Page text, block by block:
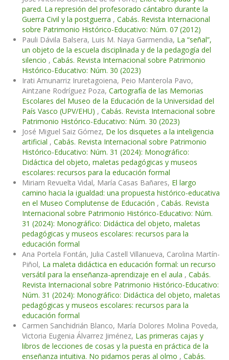
pared. La represión del profesorado cántabro durante la
Guerra Civil y la postguerra , Cabás. Revista Internacional
sobre Patrimonio Histórico-Educativo: Núm. 07 (2012)
Pauli Dávila Balsera, Luis M. Naya Garmendia, La “señal”,
un objeto de la escuela disciplinada y de la pedagogía del
silencio , Cabás. Revista Internacional sobre Patrimonio
Histórico-Educativo: Núm. 30 (2023)
Irati Amunarriz Iruretagoiena, Peio Manterola Pavo,
Aintzane Rodríguez Poza, Cartografía de las Memorias
Escolares del Museo de la Educación de la Universidad del
País Vasco (UPV/EHU) , Cabás. Revista Internacional sobre
Patrimonio Histórico-Educativo: Núm. 30 (2023)
José Miguel Saiz Gómez, De los disquetes a la inteligencia
artificial , Cabás. Revista Internacional sobre Patrimonio
Histórico-Educativo: Núm. 31 (2024): Monográfico:
Didáctica del objeto, maletas pedagógicas y museos
escolares: recursos para la educación formal
Miriam Revuelta Vidal, María Casas Bañares, El largo
camino hacia la igualdad: una propuesta histórico-educativa
en el Museo Complutense de Educación , Cabás. Revista
Internacional sobre Patrimonio Histórico-Educativo: Núm.
31 (2024): Monográfico: Didáctica del objeto, maletas
pedagógicas y museos escolares: recursos para la
educación formal
Ana Portela Fontán, Julia Castell Villanueva, Carolina Martín-
Piñol, La maleta didáctica en educación formal: un recurso
versátil para la enseñanza-aprendizaje en el aula , Cabás.
Revista Internacional sobre Patrimonio Histórico-Educativo:
Núm. 31 (2024): Monográfico: Didáctica del objeto, maletas
pedagógicas y museos escolares: recursos para la
educación formal
Carmen Sanchidrián Blanco, María Dolores Molina Poveda,
Victoria Eugenia Álvarrez Jiménez, Las primeras cajas y
libros de lecciones de cosas y la puesta en práctica de la
enseñanza intuitiva. No pidamos peras al olmo , Cabás.